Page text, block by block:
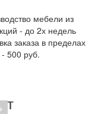
мебели из
- до 2х недель
заказа в пределах
500 руб.